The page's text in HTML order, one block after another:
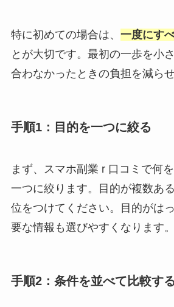
特に初めての場合は、 一度にす
とが大切です。最初の一歩を小
合わなかったときの負担を減らせ
手順1：目的を一つに絞る
まず、スマホ副業 r 口コミで何
一つに絞ります。目的が複数あ
位をつけてください。目的がは
要な情報も選びやすくなります。
手順2：条件を並べて比較する